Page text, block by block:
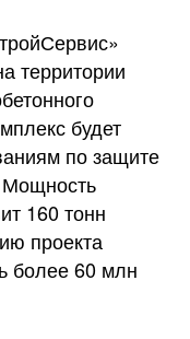
территории
будет
по защите
160 тонн
проекта
более 60 млн